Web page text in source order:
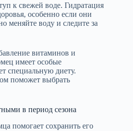
к свежей воде. Гидратация
особенно если они
меняйте воду и следите за
витаминов и
имеет особые
специальную диету.
поможет выбрать
в период сезона
помогает сохранить его